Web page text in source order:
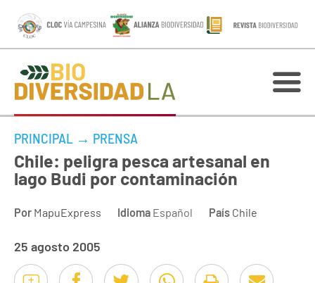
PRINCIPAL → PRENSA
Chile: peligra pesca artesanal en
lago Budi por contaminación
Por MapuExpress Idioma Español País Chile
25 agosto 2005